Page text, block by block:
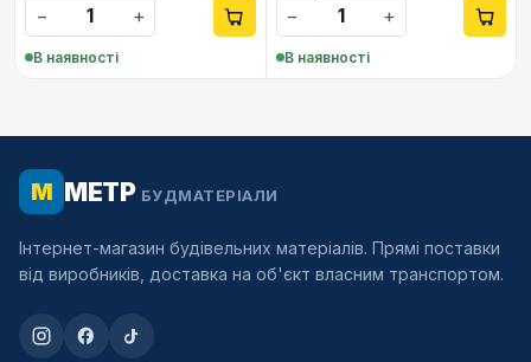
−
+
В наявності
−
+
В наявності
М МЕТР БУДМАТЕРІАЛИ
Інтернет-магазин будівельних матеріалів. Прямі поставки
від виробників, доставка на об'єкт власним транспортом.